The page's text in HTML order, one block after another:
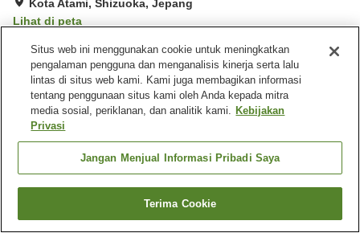
Kota Atami, Shizuoka, Jepang
Lihat di peta
Sangat baik Ulasan: 531
Fasilitas properti
Tempat parkir
Mesin penjual otomatis
Toko
Beranda Jepang Shizuoka
Kota Atami
Cari kamar
Situs web ini menggunakan cookie untuk meningkatkan
pengalaman pengguna dan menganalisis kinerja serta lalu
lintas di situs web kami. Kami juga membagikan informasi
tentang penggunaan situs kami oleh Anda kepada mitra
media sosial, periklanan, dan analitik kami. Kebijakan
Privasi
Jangan Menjual Informasi Pribadi Saya
Terima Cookie